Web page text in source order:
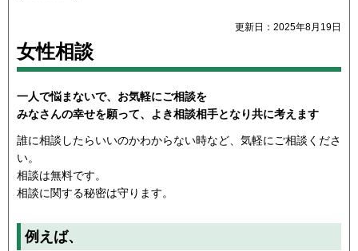
更新日：2025年8月19日
女性相談
一人で悩まないで、お気軽にご相談を
みなさんの幸せを願って、よき相談相手となり共に考えます
誰に相談したらいいのかわからない時など、気軽にご相談くださ
い。
相談は無料です。
相談に関する秘密は守ります。
例えば、